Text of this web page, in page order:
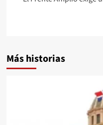
Más historias